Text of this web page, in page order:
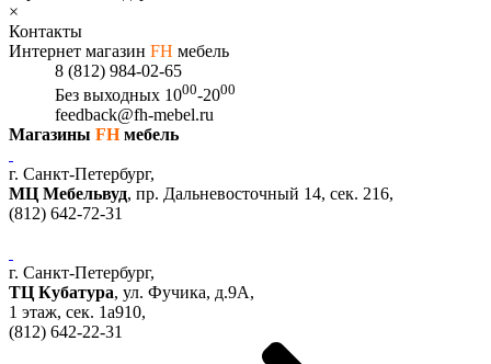
×
Контакты
Интернет магазин FH мебель
8 (812) 984-02-65
Без выходных 1000-2000
feedback@fh-mebel.ru
Магазины FHмебель
г. Санкт-Петербург,
МЦ Мебельвуд, пр. Дальневосточный 14, сек. 216,
(812) 642-72-31
г. Санкт-Петербург,
ТЦ Кубатура, ул. Фучика, д.9А,
1 этаж, сек. 1a910,
(812) 642-22-31